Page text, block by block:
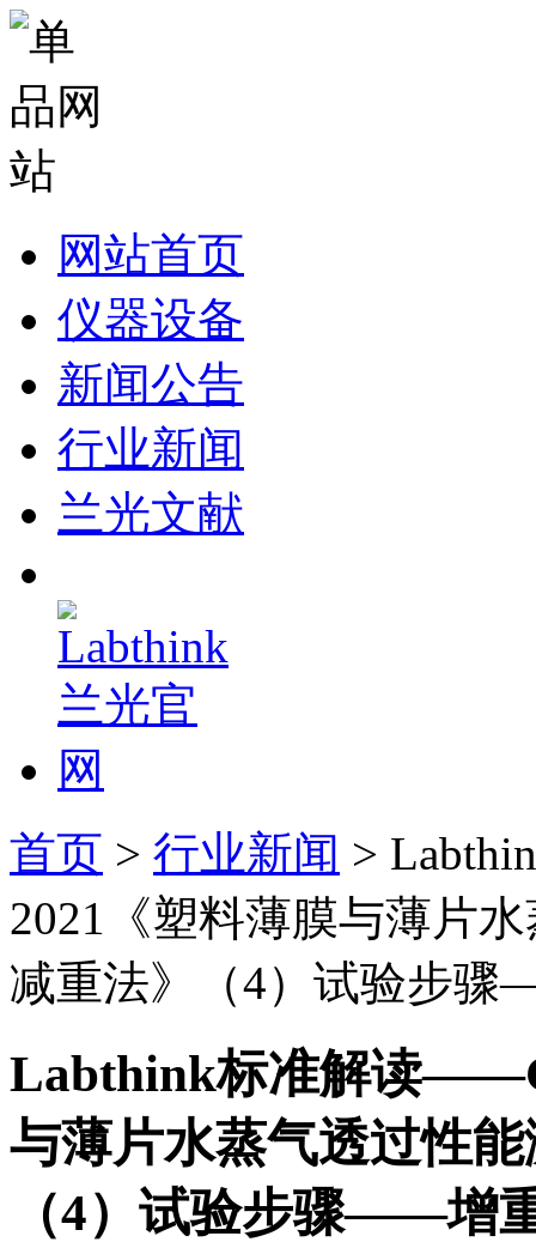
网站首页
仪器设备
新闻公告
行业新闻
兰光文献
首页 > 行业新闻 >
2021《塑料薄膜与薄片
减重法》（4）试验步
Labthink标准解读
与薄片水蒸气透过性
（4）试验步骤——增